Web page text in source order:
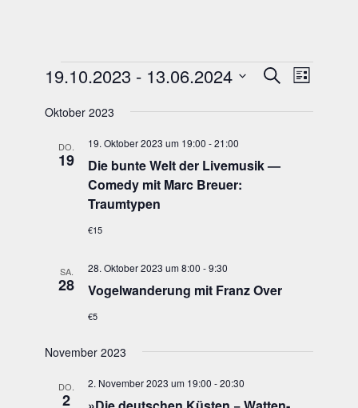
Veranstaltungen
Suche
und
SucheListe
19.10.2023 - 13.06.2024
wählen.
Oktober 2023
DO.
19
Die bun­te Welt der Live­mu­sik —
Come­dy mit Marc Breu­er:
Traumtypen
19. Oktober 2023 um 19:00 -21:00
€15
SA.
28 Vogel­wan­de­rung mit Franz Over
28. Oktober 2023 um 8:00 -9:30
€5
November 2023
DO.
2
2. November 2023 um 19:00 -20:30